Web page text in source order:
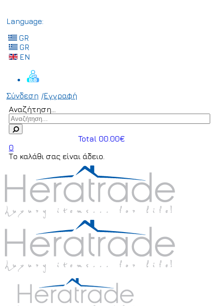
Language:
GR
GR
EN
Σύνδεση /Εγγραφή
Αναζήτηση...
Total 00.00€
0
Το καλάθι σας είναι άδειο.